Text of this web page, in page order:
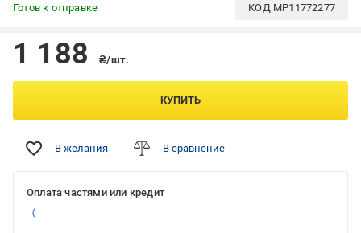
Готов к отправке КОД MP11772277
1 188 ₴/шт.
КУПИТЬ
В желания В сравнение
Оплата частями или кредит